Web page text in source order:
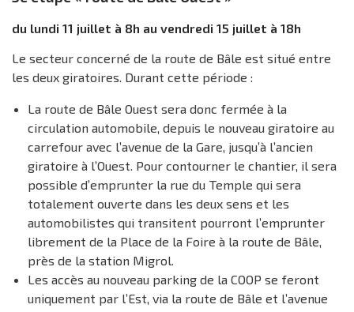
du lundi 11 juillet à 8h au vendredi 15 juillet à 18h
Le secteur concerné de la route de Bâle est situé entre
les deux giratoires. Durant cette période :
La route de Bâle Ouest sera donc fermée à la
circulation automobile, depuis le nouveau giratoire au
carrefour avec l’avenue de la Gare, jusqu’à l’ancien
giratoire à l’Ouest. Pour contourner le chantier, il sera
possible d’emprunter la rue du Temple qui sera
totalement ouverte dans les deux sens et les
automobilistes qui transitent pourront l’emprunter
librement de la Place de la Foire à la route de Bâle,
près de la station Migrol.
Les accès au nouveau parking de la COOP se feront
uniquement par l’Est, via la route de Bâle et l’avenue